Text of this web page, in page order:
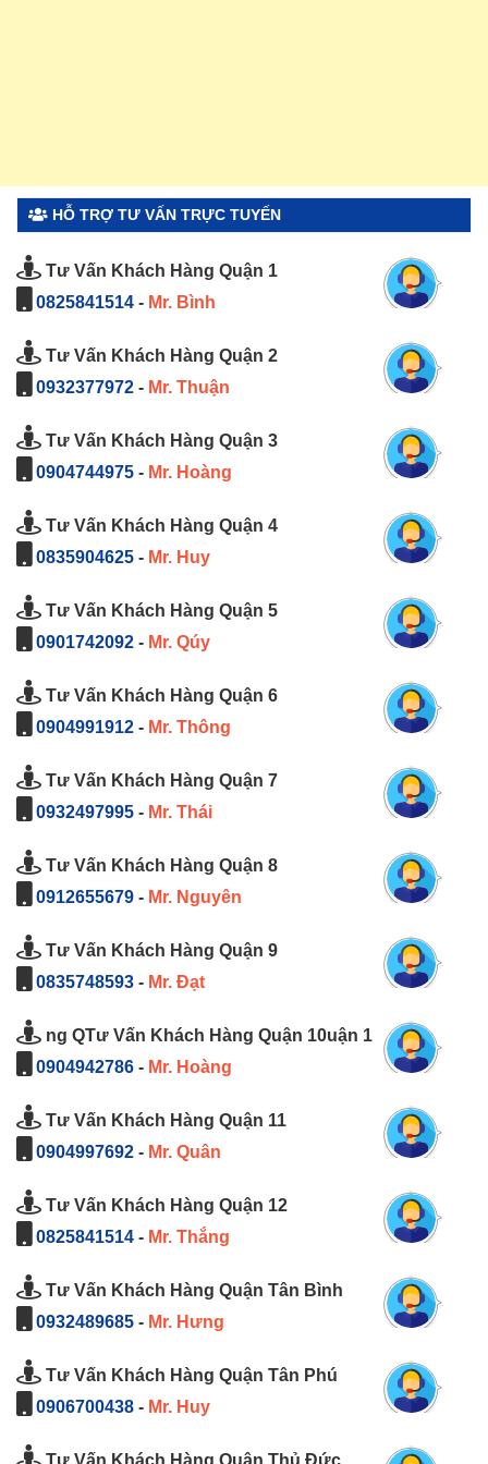
HỖ TRỢ TƯ VẤN TRỰC TUYẾN
Tư Vấn Khách Hàng Quận 1
0825841514 - Mr. Bình
Tư Vấn Khách Hàng Quận 2
0932377972 - Mr. Thuận
Tư Vấn Khách Hàng Quận 3
0904744975 - Mr. Hoàng
Tư Vấn Khách Hàng Quận 4
0835904625 - Mr. Huy
Tư Vấn Khách Hàng Quận 5
0901742092 - Mr. Qúy
Tư Vấn Khách Hàng Quận 6
0904991912 - Mr. Thông
Tư Vấn Khách Hàng Quận 7
0932497995 - Mr. Thái
Tư Vấn Khách Hàng Quận 8
0912655679 - Mr. Nguyên
Tư Vấn Khách Hàng Quận 9
0835748593 - Mr. Đạt
ng QTư Vấn Khách Hàng Quận 10uận 1
0904942786 - Mr. Hoàng
Tư Vấn Khách Hàng Quận 11
0904997692 - Mr. Quân
Tư Vấn Khách Hàng Quận 12
0825841514 - Mr. Thắng
Tư Vấn Khách Hàng Quận Tân Bình
0932489685 - Mr. Hưng
Tư Vấn Khách Hàng Quận Tân Phú
0906700438 - Mr. Huy
Tư Vấn Khách Hàng Quận Thủ Đức